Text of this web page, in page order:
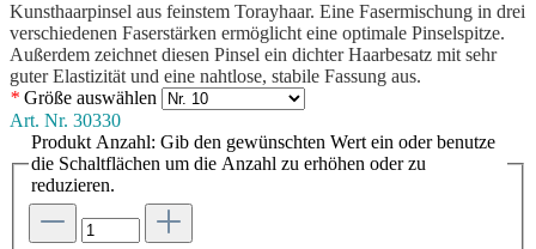
Kunsthaarpinsel aus feinstem Torayhaar. Eine Fasermischung in drei
verschiedenen Faserstärken ermöglicht eine optimale Pinselspitze.
Außerdem zeichnet diesen Pinsel ein dichter Haarbesatz mit sehr
guter Elastizität und eine nahtlose, stabile Fassung aus.
* Größe auswählen
Art. Nr. 30330
Produkt Anzahl: Gib den gewünschten Wert ein oder benutze
die Schaltflächen um die Anzahl zu erhöhen oder zu
reduzieren.